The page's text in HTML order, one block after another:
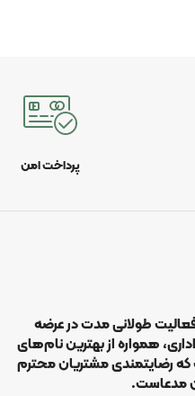
پرداخت امن
فعالیت طولانی مدت در عرضه
همواره از بهترین نام‌های
که رضایتمندی مشتریان محترم
مدعاست.